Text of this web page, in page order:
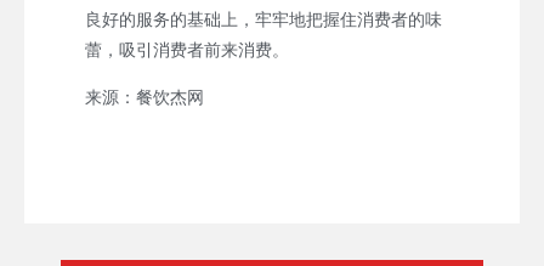
良好的服务的基础上，牢牢地把握住消费者的味
蕾，吸引消费者前来消费。
来源：餐饮杰网